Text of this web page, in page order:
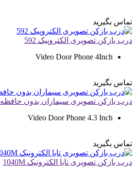
تماس بگیرید
درب بازکن تصویری الکتروپیک 592
Video Door Phone 4Inch
تماس بگیرید
درب بازکن تصویری سیماران بدون حافظه HS-46TK
Video Door Phone 4.3 Inch
تماس بگیرید
درب بازکن تصویری تابا الکترونیک 1040M